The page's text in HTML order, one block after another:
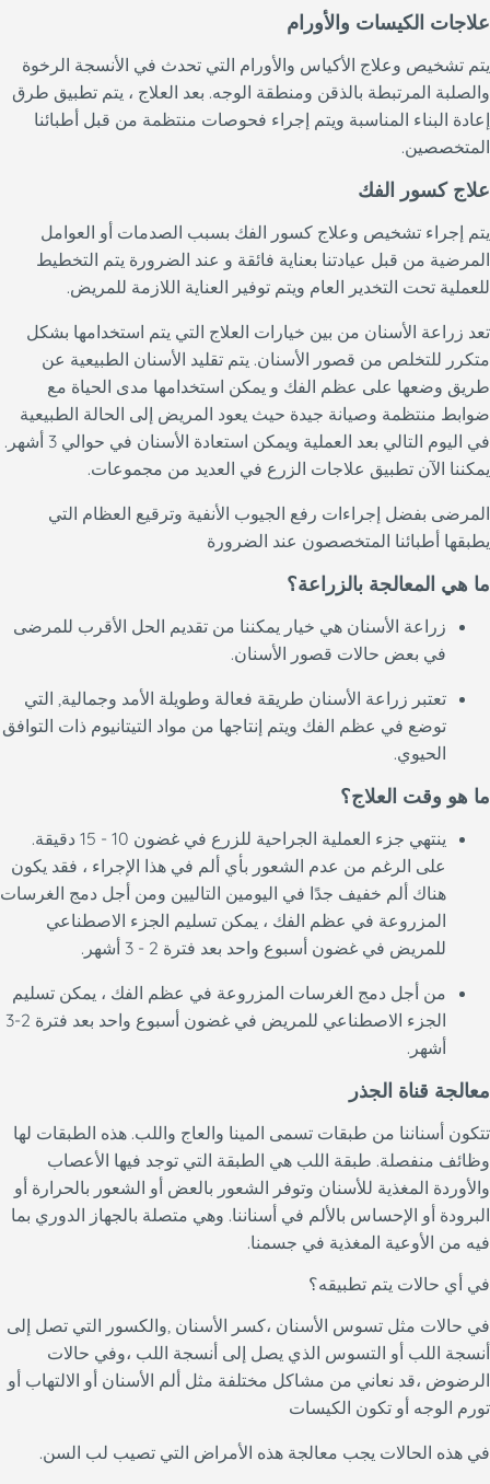
علاجات الكيسات والأورام
يتم تشخيص وعلاج الأكياس والأورام التي تحدث في الأنسجة الرخوة
والصلبة المرتبطة بالذقن ومنطقة الوجه. بعد العلاج ، يتم تطبيق طرق
إعادة البناء المناسبة ويتم إجراء فحوصات منتظمة من قبل أطبائنا
المتخصصين.
علاج كسور الفك
يتم إجراء تشخيص وعلاج كسور الفك بسبب الصدمات أو العوامل
المرضية من قبل عيادتنا بعناية فائقة و عند الضرورة يتم التخطيط
للعملية تحت التخدير العام ويتم توفير العناية اللازمة للمريض.
تعد زراعة الأسنان من بين خيارات العلاج التي يتم استخدامها بشكل
متكرر للتخلص من قصور الأسنان. يتم تقليد الأسنان الطبيعية عن
طريق وضعها على عظم الفك و يمكن استخدامها مدى الحياة مع
ضوابط منتظمة وصيانة جيدة حيث يعود المريض إلى الحالة الطبيعية
في اليوم التالي بعد العملية ويمكن استعادة الأسنان في حوالي 3 أشهر.
يمكننا الآن تطبيق علاجات الزرع في العديد من مجموعات.
المرضى بفضل إجراءات رفع الجيوب الأنفية وترقيع العظام التي
يطبقها أطبائنا المتخصصون عند الضرورة
ما هي المعالجة بالزراعة؟
زراعة الأسنان هي خيار يمكننا من تقديم الحل الأقرب للمرضى
في بعض حالات قصور الأسنان.
تعتبر زراعة الأسنان طريقة فعالة وطويلة الأمد وجمالية, التي
توضع في عظم الفك ويتم إنتاجها من مواد التيتانيوم ذات التوافق
الحيوي.
ما هو وقت العلاج؟
ينتهي جزء العملية الجراحية للزرع في غضون 10 - 15 دقيقة.
على الرغم من عدم الشعور بأي ألم في هذا الإجراء ، فقد يكون
هناك ألم خفيف جدًا في اليومين التاليين ومن أجل دمج الغرسات
المزروعة في عظم الفك ، يمكن تسليم الجزء الاصطناعي
للمريض في غضون أسبوع واحد بعد فترة 2 - 3 أشهر.
من أجل دمج الغرسات المزروعة في عظم الفك ، يمكن تسليم
الجزء الاصطناعي للمريض في غضون أسبوع واحد بعد فترة 2-3
أشهر.
معالجة قناة الجذر
تتكون أسناننا من طبقات تسمى المينا والعاج واللب. هذه الطبقات لها
وظائف منفصلة. طبقة اللب هي الطبقة التي توجد فيها الأعصاب
والأوردة المغذية للأسنان وتوفر الشعور بالعض أو الشعور بالحرارة أو
البرودة أو الإحساس بالألم في أسناننا. وهي متصلة بالجهاز الدوري بما
فيه من الأوعية المغذية في جسمنا.
في أي حالات يتم تطبيقه؟
في حالات مثل تسوس الأسنان ،كسر الأسنان ,والكسور التي تصل إلى
أنسجة اللب أو التسوس الذي يصل إلى أنسجة اللب ،وفي حالات
الرضوض ،قد نعاني من مشاكل مختلفة مثل ألم الأسنان أو الالتهاب أو
تورم الوجه أو تكون الكيسات
في هذه الحالات يجب معالجة هذه الأمراض التي تصيب لب السن.